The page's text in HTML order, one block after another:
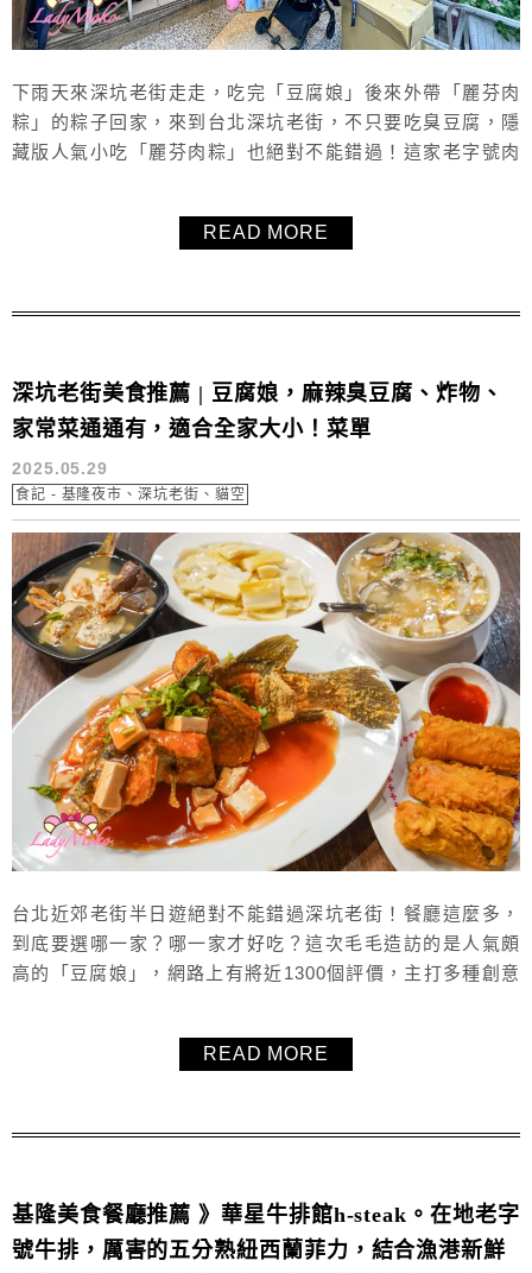
下雨天來深坑老街走走，吃完「豆腐娘」後來外帶「麗芬肉
粽」的粽子回家，來到台北深坑老街，不只要吃臭豆腐，隱
藏版人氣小吃「麗芬肉粽」也絕對不能錯過！這家老字號肉
肉粽，不妨把「麗芬肉粽」列入深坑老街必吃清單中，無論
READ MORE
深坑老街美食推薦 | 豆腐娘，麻辣臭豆腐、炸物、
家常菜通通有，適合全家大小！菜單
2025.05.29
食記 - 基隆夜市、深坑老街、貓空
台北近郊老街半日遊絕對不能錯過深坑老街！餐廳這麼多，
到底要選哪一家？哪一家才好吃？這次毛毛造訪的是人氣頗
高的「豆腐娘」，網路上有將近1300個評價，主打多種創意
通方便，服務也超級親切，讓人吃得滿足又開心。如果你正
READ MORE
基隆美食餐廳推薦 》華星牛排館h-steak。在地老字
號牛排，厲害的五分熟紐西蘭菲力，結合漁港新鮮